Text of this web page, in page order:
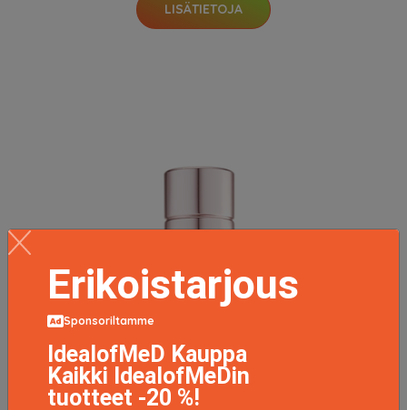
LISÄTIETOJA
Erikoistarjous
Sponsoriltamme
IdealofMeD Kauppa
Kaikki IdealofMeDin
tuotteet -20 %!